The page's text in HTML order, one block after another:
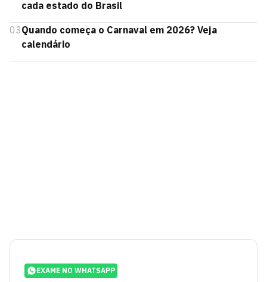
cada estado do Brasil
03Quando começa o Carnaval em 2026? Veja
calendário
EXAME NO WHATSAPP